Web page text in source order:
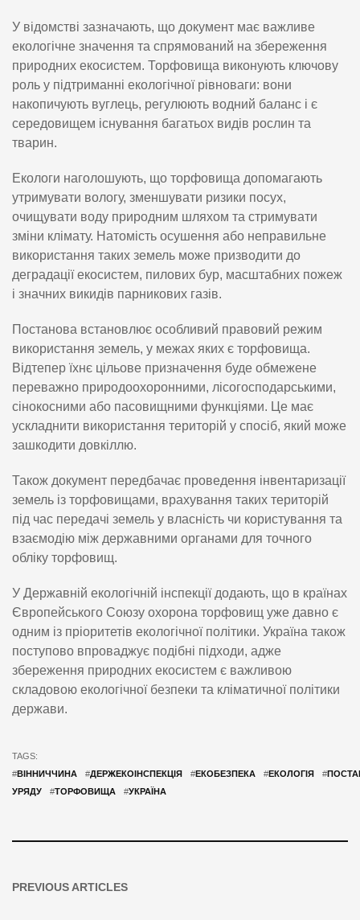
У відомстві зазначають, що документ має важливе
екологічне значення та спрямований на збереження
природних екосистем. Торфовища виконують ключову
роль у підтриманні екологічної рівноваги: вони
накопичують вуглець, регулюють водний баланс і є
середовищем існування багатьох видів рослин та
тварин.
Екологи наголошують, що торфовища допомагають
утримувати вологу, зменшувати ризики посух,
очищувати воду природним шляхом та стримувати
зміни клімату. Натомість осушення або неправильне
використання таких земель може призводити до
деградації екосистем, пилових бур, масштабних пожеж
і значних викидів парникових газів.
Постанова встановлює особливий правовий режим
використання земель, у межах яких є торфовища.
Відтепер їхнє цільове призначення буде обмежене
переважно природоохоронними, лісогосподарськими,
сінокосними або пасовищними функціями. Це має
ускладнити використання територій у спосіб, який може
зашкодити довкіллю.
Також документ передбачає проведення інвентаризації
земель із торфовищами, врахування таких територій
під час передачі земель у власність чи користування та
взаємодію між державними органами для точного
обліку торфовищ.
У Державній екологічній інспекції додають, що в країнах
Європейського Союзу охорона торфовищ уже давно є
одним із пріоритетів екологічної політики. Україна також
поступово впроваджує подібні підходи, адже
збереження природних екосистем є важливою
складовою екологічної безпеки та кліматичної політики
держави.
TAGS:
#ВІННИЧЧИНА #ДЕРЖЕКОІНСПЕКЦІЯ #ЕКОБЕЗПЕКА #ЕКОЛОГІЯ #
УРЯДУ
#ТОРФОВИЩА #УКРАЇНА
PREVIOUS ARTICLES